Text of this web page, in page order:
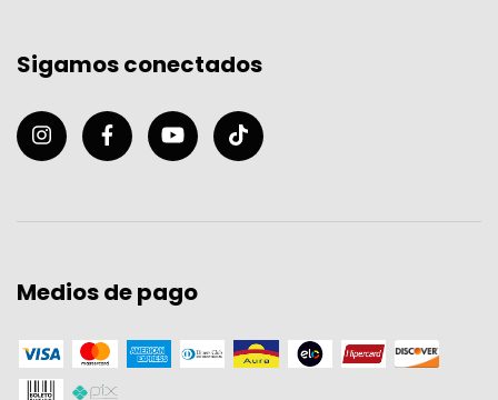
Sigamos conectados
Medios de pago